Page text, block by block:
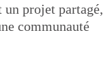
un projet partagé,
communauté